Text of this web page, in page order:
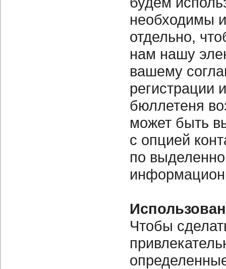
необходимы
отдельно,
нам нашу
вашему
регистрации
бюллетеня
может быть
с опцией
по
Чтобы